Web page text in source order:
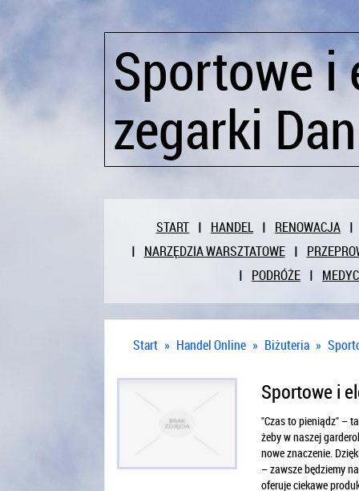
Sportowe i
zegarki
START HANDEL
RENOWACJA
NARZĘDZIA WARSZTATOWE
PODRÓŻE
Start » Handel Online » Biżuteria »
Sportowe i
"Czas to pieniądz" –
żeby w naszej
nowe znaczenie.
– zawsze będziemy
oferuje ciekawe